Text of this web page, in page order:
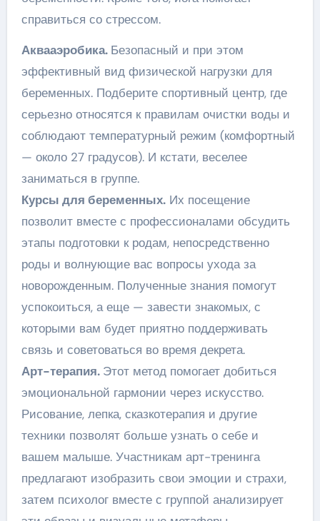
справиться со стрессом.
Аквааэробика. Безопасный и при этом
эффективный вид физической нагрузки для
беременных. Подберите спортивный центр, где
серьезно относятся к правилам очистки воды и
соблюдают температурный режим (комфортный
— около 27 градусов). И кстати, веселее
заниматься в группе.
Курсы для беременных.Их посещение
позволит вместе с профессионалами обсудить
этапы подготовки к родам, непосредственно
роды и волнующие вас вопросы ухода за
новорожденным. Полученные знания помогут
успокоиться, а еще — завести знакомых, с
которыми вам будет приятно поддерживать
связь и советоваться во время декрета.
Арт-терапия. Этот метод помогает добиться
эмоциональной гармонии через искусство.
Рисование, лепка, сказкотерапия и другие
техники позволят больше узнать о себе и
вашем малыше. Участникам арт-тренинга
предлагают изобразить свои эмоции и страхи,
затем психолог вместе с группой анализирует